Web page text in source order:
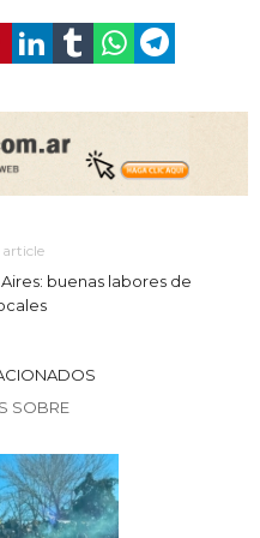
article
buenas labores de
SOBRE